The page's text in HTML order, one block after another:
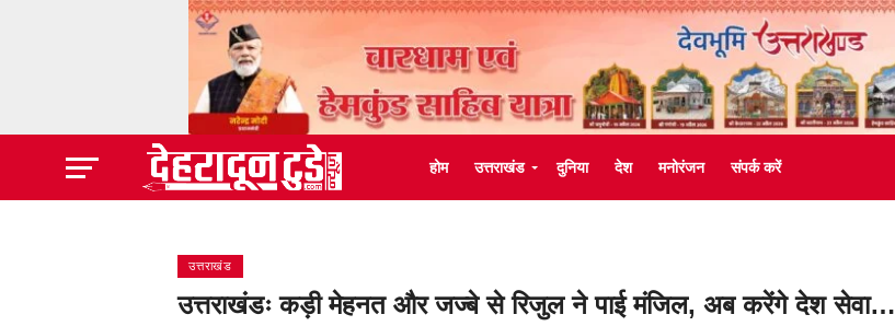
होम उत्तराखंड दुनिया देश मनोरंजन संपर्क करें
उत्तराखंड
उत्तराखंडः कड़ी मेहनत और जज्बे से रिजुल ने पाई मंजिल, अब करेंगे देश सेवा…